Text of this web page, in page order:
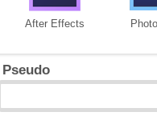
After Effects
Pseudo